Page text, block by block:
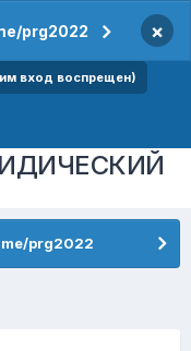
prg2022 ×
вход воспрещен)
prg2022